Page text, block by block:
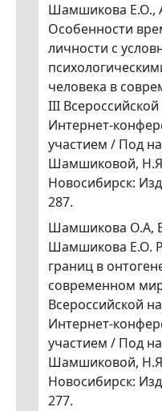
Шамшикова Е.О.,
Особенности
личности с
человека в
III
Интернет-
участием / Под
Шамшиковой,
Новосибирск:
287.
Шамшикова О.А,
Шамшикова Е.О.
границ в
современном
Всероссийской
Интернет-
участием / Под
Шамшиковой,
Новосибирск:
277.